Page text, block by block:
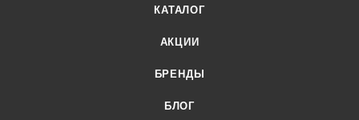
КАТАЛОГ
АКЦИИ
БРЕНДЫ
БЛОГ